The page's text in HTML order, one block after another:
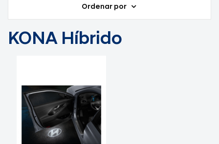
Ordenar por
KONA Híbrido